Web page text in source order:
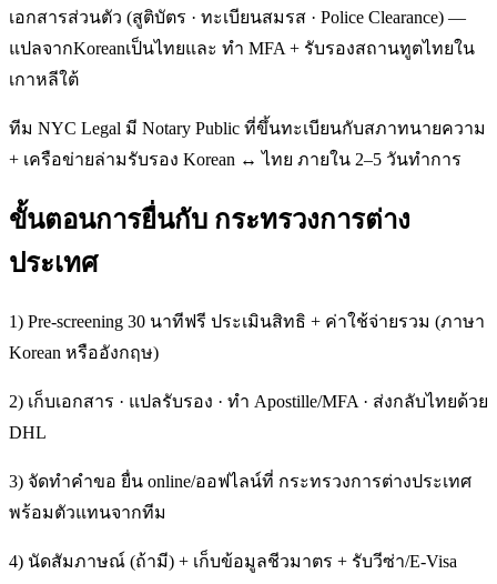
เอกสารส่วนตัว (สูติบัตร · ทะเบียนสมรส · Police Clearance) —
แปลจากKoreanเป็นไทยและ ทำ MFA + รับรองสถานทูตไทยใน
เกาหลีใต้
ทีม NYC Legal มี Notary Public ที่ขึ้นทะเบียนกับสภาทนายความ
+ เครือข่ายล่ามรับรอง Korean ↔ ไทย ภายใน 2–5 วันทำการ
ขั้นตอนการยื่นกับ กระทรวงการต่าง
ประเทศ
1) Pre-screening 30 นาทีฟรี ประเมินสิทธิ + ค่าใช้จ่ายรวม (ภาษา
Korean หรืออังกฤษ)
2) เก็บเอกสาร · แปลรับรอง · ทำ Apostille/MFA · ส่งกลับไทยด้วย
DHL
3) จัดทำคำขอ ยื่น online/ออฟไลน์ที่ กระทรวงการต่างประเทศ
พร้อมตัวแทนจากทีม
4) นัดสัมภาษณ์ (ถ้ามี) + เก็บข้อมูลชีวมาตร + รับวีซ่า/E-Visa